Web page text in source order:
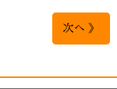
次へ 》